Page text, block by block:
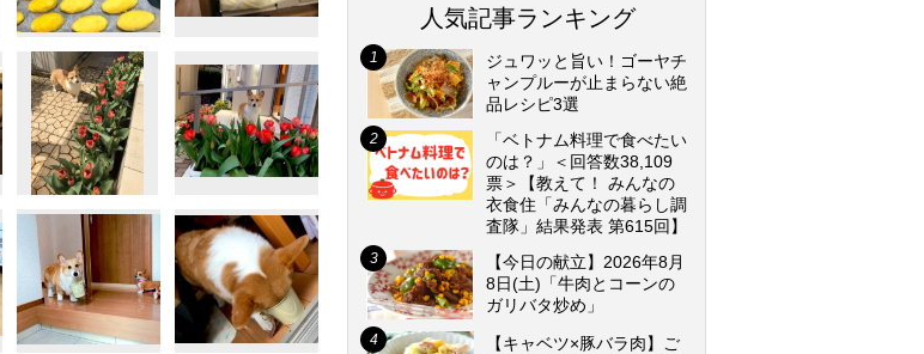
人気記事ランキング
ジュワッと旨い！ゴーヤチ
ャンプルーが止まらない絶
品レシピ3選
「ベトナム料理で食べたい
のは？」＜回答数38,109
票＞【教えて！ みんなの
衣食住「みんなの暮らし調
査隊」結果発表 第615回】
【今日の献立】2026年8月
8日(土)「牛肉とコーンの
ガリバタ炒め」
【キャベツ×豚バラ肉】ご